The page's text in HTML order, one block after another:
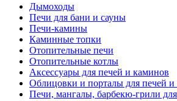
Дымоходы
Печи для бани и сауны
Печи-камины
Каминные топки
Отопительные печи
Отопительные котлы
Аксессуары для печей и каминов
Облицовки и порталы для печей и
Печи, мангалы, барбекю-грили